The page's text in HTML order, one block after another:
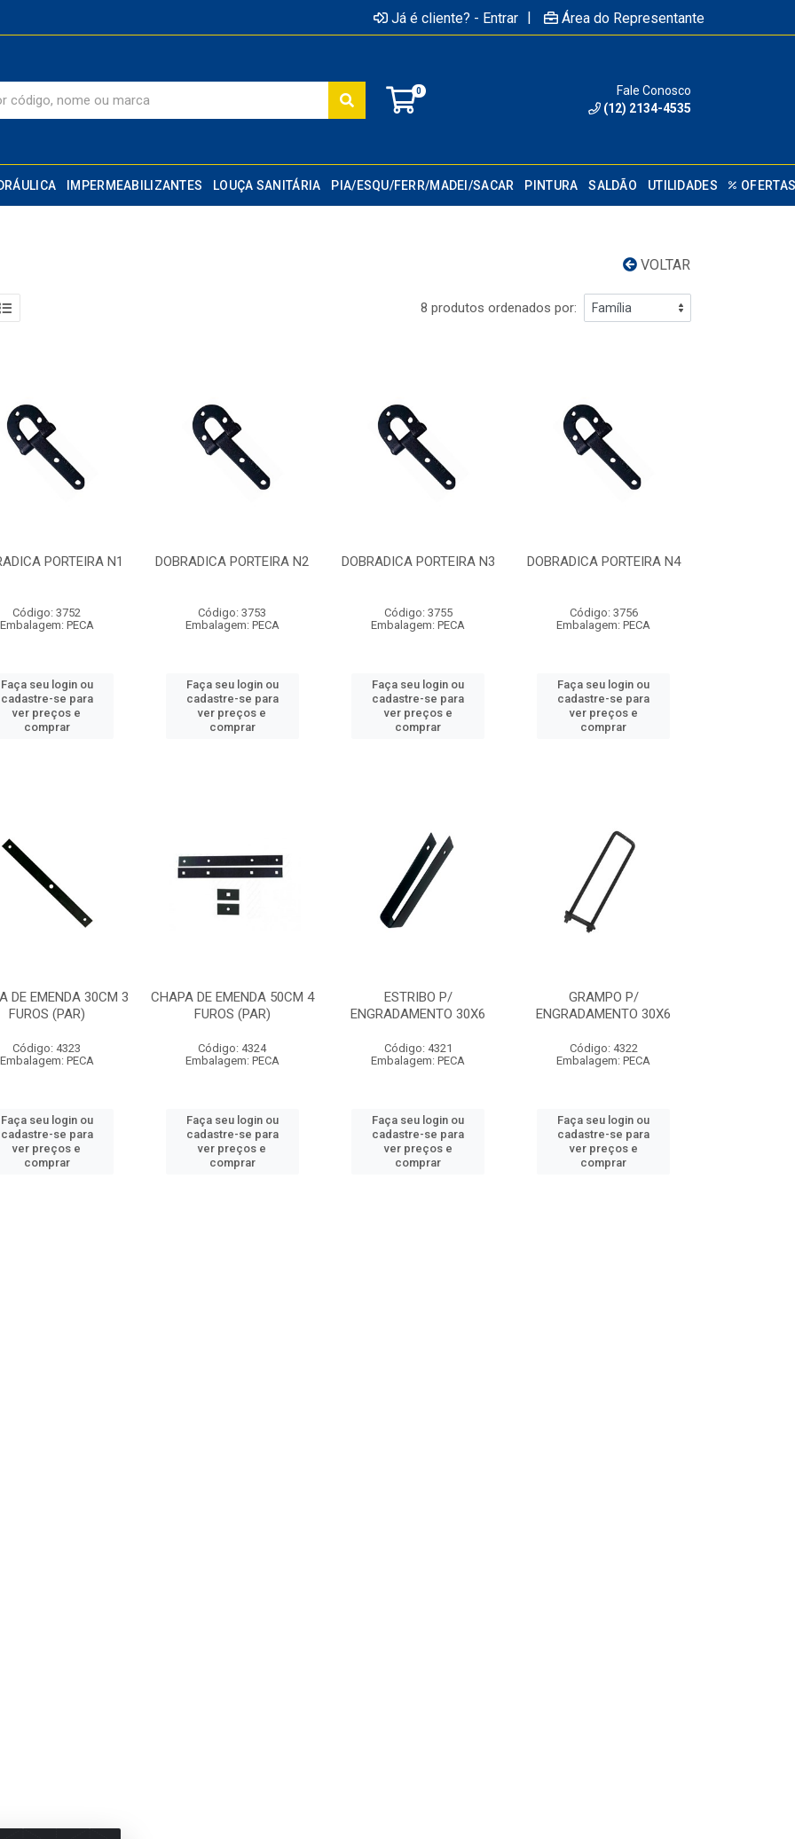
Já é cliente? - Entrar | Área do Representante
0
Fale Conosco
(12) 2134-4535
IMPERMEABILIZANTES LOUÇA SANITÁRIA PIA/ESQU/FERR/MADEI/SACAR PINTURA SALDÃO UTILIDADES
VOLTAR
8 produtos ordenados por:
PORTEIRA N1
Código: 3752
Embalagem: PECA
Faça seu login ou
cadastre-se para
ver preços e
comprar
DOBRADICA PORTEIRA N2
Código: 3753
Embalagem: PECA
Faça seu login ou
cadastre-se para
ver preços e
comprar
DOBRADICA PORTEIRA N3
Código: 3755
Embalagem: PECA
Faça seu login ou
cadastre-se para
ver preços e
comprar
DOBRADICA PORTEIRA N4
Código: 3756
Embalagem: PECA
Faça seu login ou
cadastre-se para
ver preços e
comprar
DE EMENDA 30CM 3
FUROS (PAR)
Código: 4323
Embalagem: PECA
Faça seu login ou
cadastre-se para
ver preços e
comprar
CHAPA DE EMENDA 50CM 4
FUROS (PAR)
Código: 4324
Embalagem: PECA
Faça seu login ou
cadastre-se para
ver preços e
comprar
ESTRIBO P/
ENGRADAMENTO 30X6
Código: 4321
Embalagem: PECA
Faça seu login ou
cadastre-se para
ver preços e
comprar
GRAMPO P/
ENGRADAMENTO 30X6
Código: 4322
Embalagem: PECA
Faça seu login ou
cadastre-se para
ver preços e
comprar